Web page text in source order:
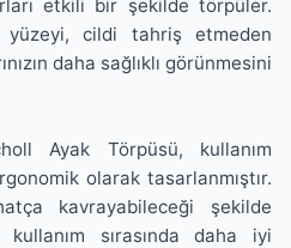
etkili bir şekilde törpüler.
yüzeyi, cildi tahriş etmeden
daha sağlıklı görünmesini
Ayak Törpüsü, kullanım
olarak tasarlanmıştır.
kavrayabileceği şekilde
sırasında daha iyi